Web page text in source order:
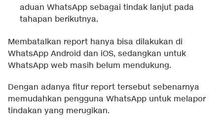
aduan WhatsApp sebagai tindak lanjut pada
tahapan berikutnya.
Membatalkan report hanya bisa dilakukan di
WhatsApp Android dan iOS, sedangkan untuk
WhatsApp web masih belum mendukung.
Dengan adanya fitur report tersebut sebenarnya
memudahkan pengguna WhatsApp untuk melapor
tindakan yang merugikan.